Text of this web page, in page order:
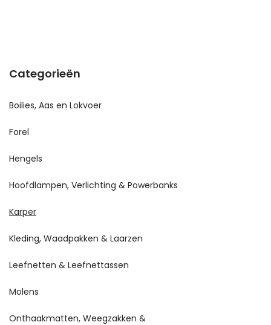
Categorieën
Boilies, Aas en Lokvoer
Forel
Hengels
Hoofdlampen, Verlichting & Powerbanks
Karper
Kleding, Waadpakken & Laarzen
Leefnetten & Leefnettassen
Molens
Onthaakmatten, Weegzakken &